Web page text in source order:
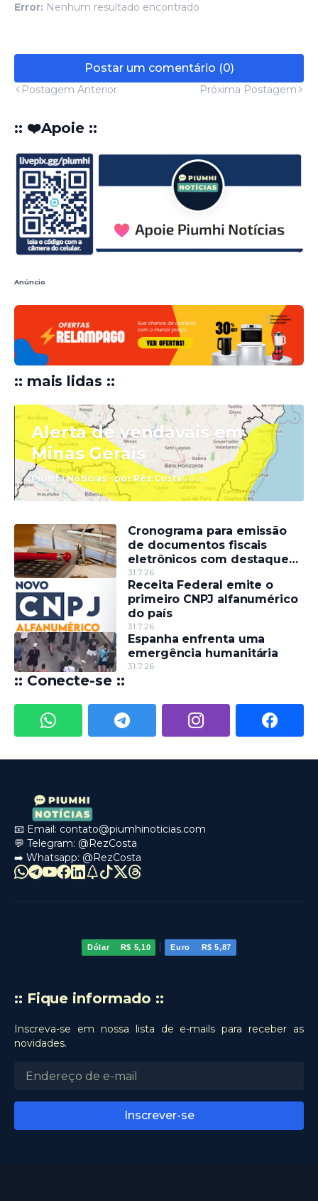
Error: Nenhum resultado encontrado
Postar um comentário (0)
Postagem Anterior Próxima Postagem
:: ❤️Apoie ::
Anúncio
:: mais lidas ::
Alerta de vendavais em
Minas Gerais
Piumhi Notícias - por Rêz Costa6.8.26
Cronograma para emissão
de documentos fiscais
eletrônicos com destaque
do IBS e da CBS será
divulgado até esta sexta (31)
31.7.26
Receita Federal emite o
primeiro CNPJ alfanumérico
do país
31.7.26
Espanha enfrenta uma
emergência humanitária
31.7.26
:: Conecte-se ::
📧 Email: contato@piumhinoticias.com
💬 Telegram: @RezCosta
➡️ Whatsapp: @RezCosta
Dólar R$ 5,10 | Euro R$ 5,87
:: Fique informado ::
Inscreva-se em nossa lista de e-mails para receber as
novidades.